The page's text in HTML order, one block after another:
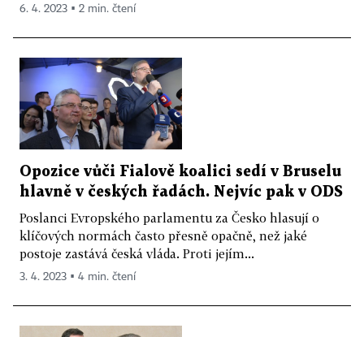
6. 4. 2023 ▪ 2 min. čtení
Opozice vůči Fialově koalici sedí v Bruselu
hlavně v českých řadách. Nejvíc pak v ODS
Poslanci Evropského parlamentu za Česko hlasují o
klíčových normách často přesně opačně, než jaké
postoje zastává česká vláda. Proti jejím...
3. 4. 2023 ▪ 4 min. čtení